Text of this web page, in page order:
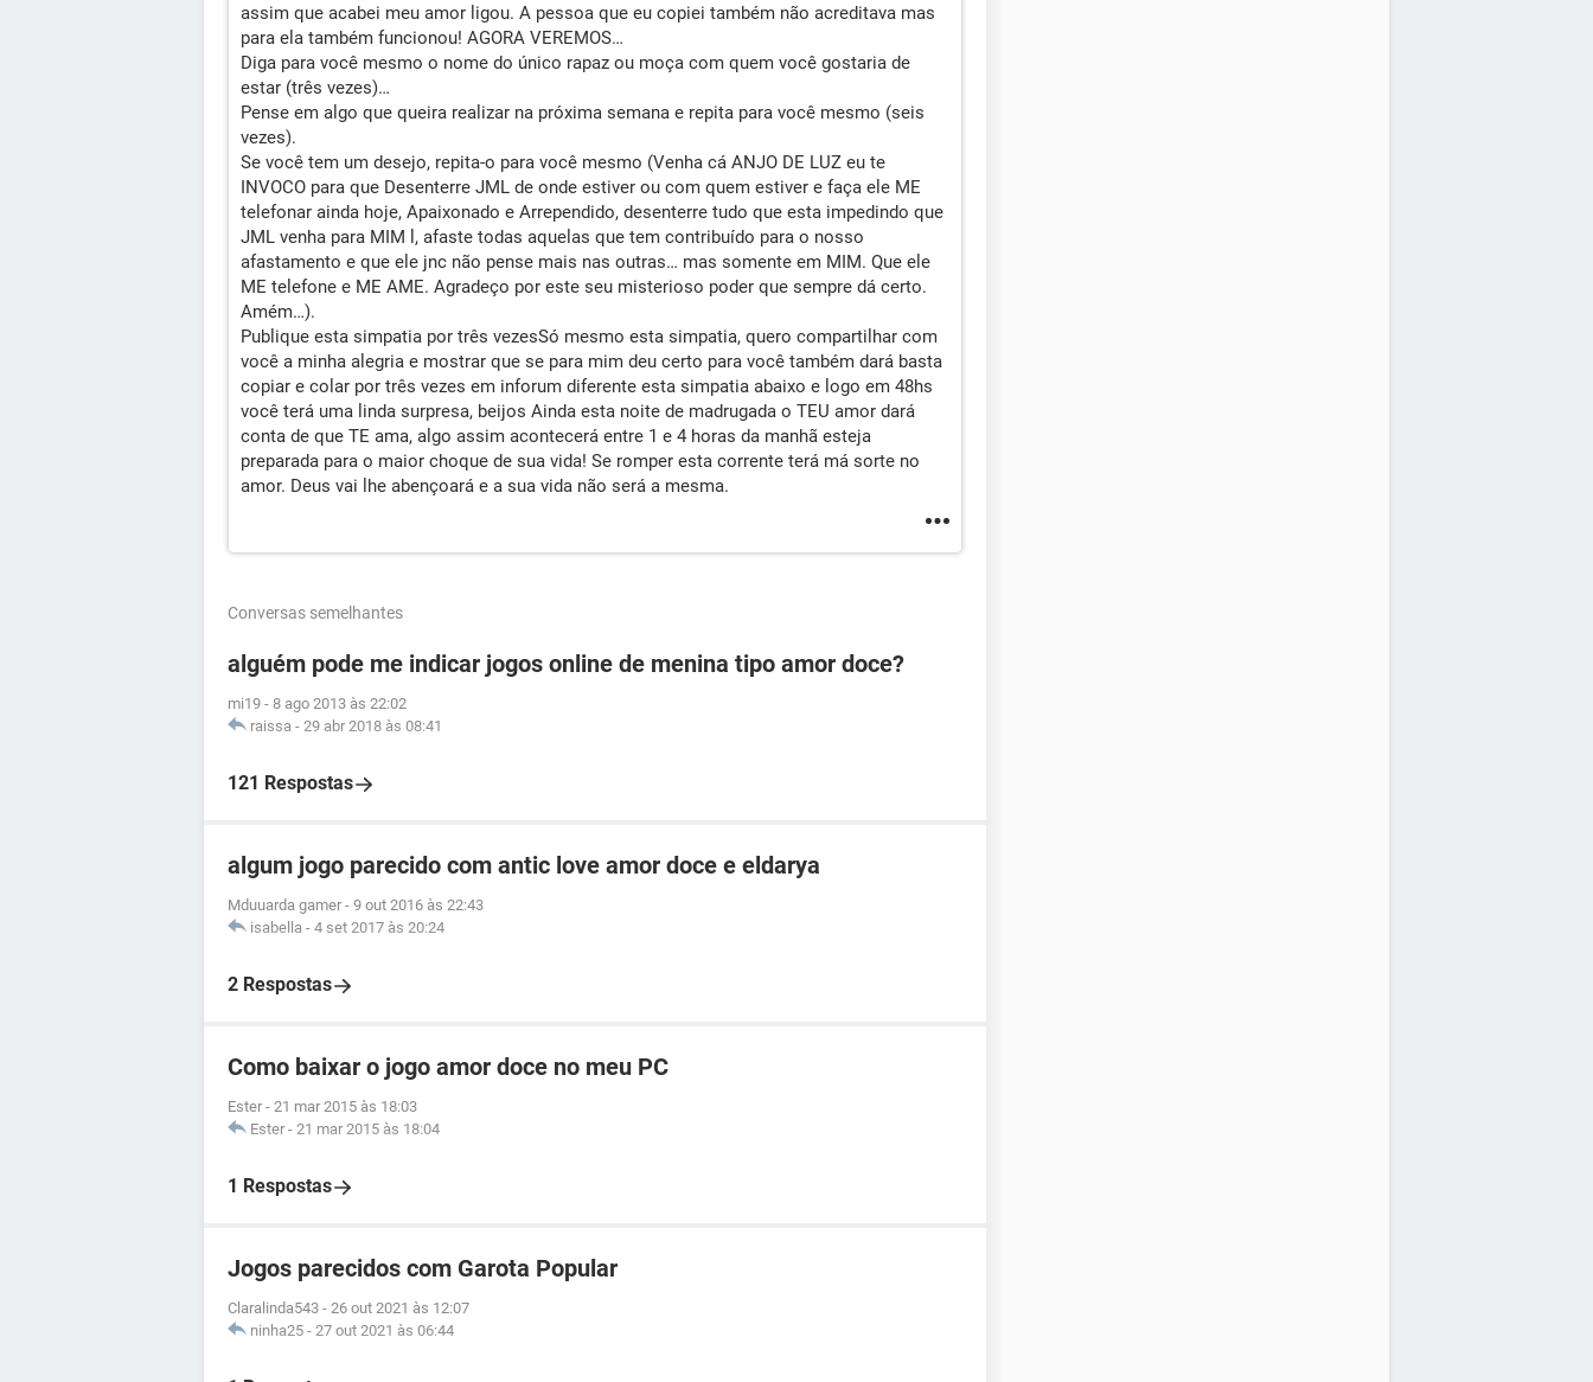
assim que acabei meu amor ligou. A pessoa que eu copiei também não acreditava mas
para ela também funcionou! AGORA VEREMOS…
Diga para você mesmo o nome do único rapaz ou moça com quem você gostaria de
estar (três vezes)…
Pense em algo que queira realizar na próxima semana e repita para você mesmo (seis
vezes).
Se você tem um desejo, repita-o para você mesmo (Venha cá ANJO DE LUZ eu te
INVOCO para que Desenterre JML de onde estiver ou com quem estiver e faça ele ME
telefonar ainda hoje, Apaixonado e Arrependido, desenterre tudo que esta impedindo que
JML venha para MIM l, afaste todas aquelas que tem contribuído para o nosso
afastamento e que ele jnc não pense mais nas outras… mas somente em MIM. Que ele
ME telefone e ME AME. Agradeço por este seu misterioso poder que sempre dá certo.
Amém…).
Publique esta simpatia por três vezesSó mesmo esta simpatia, quero compartilhar com
você a minha alegria e mostrar que se para mim deu certo para você também dará basta
copiar e colar por três vezes em inforum diferente esta simpatia abaixo e logo em 48hs
você terá uma linda surpresa, beijos Ainda esta noite de madrugada o TEU amor dará
conta de que TE ama, algo assim acontecerá entre 1 e 4 horas da manhã esteja
preparada para o maior choque de sua vida! Se romper esta corrente terá má sorte no
amor. Deus vai lhe abençoará e a sua vida não será a mesma.
Conversas semelhantes
alguém pode me indicar jogos online de menina tipo amor doce?
mi19 - 8 ago 2013 às 22:02
raissa - 29 abr 2018 às 08:41
121 Respostas
algum jogo parecido com antic love amor doce e eldarya
Mduuarda gamer - 9 out 2016 às 22:43
isabella - 4 set 2017 às 20:24
2 Respostas
Como baixar o jogo amor doce no meu PC
Ester - 21 mar 2015 às 18:03
Ester - 21 mar 2015 às 18:04
1 Respostas
Jogos parecidos com Garota Popular
Claralinda543 - 26 out 2021 às 12:07
ninha25 - 27 out 2021 às 06:44